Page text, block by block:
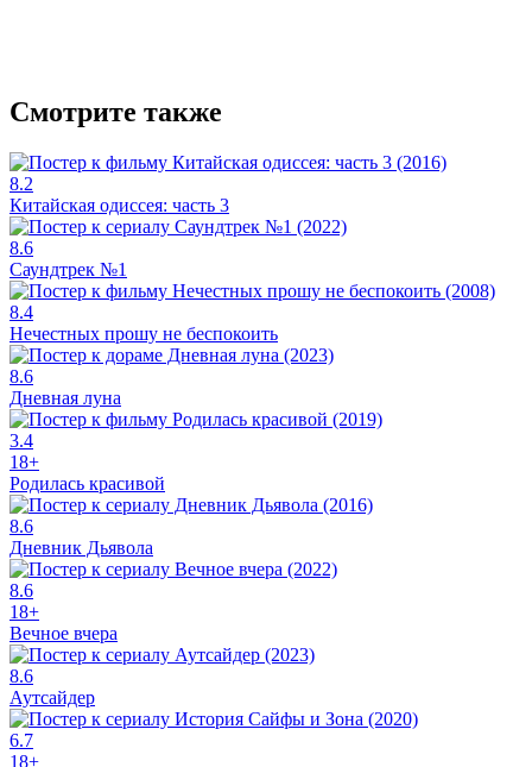
Смотрите также
8.2
Китайская одиссея: часть 3
8.6
Саундтрек №1
8.4
Нечестных прошу не беспокоить
8.6
Дневная луна
3.4
18+
Родилась красивой
8.6
Дневник Дьявола
8.6
18+
Вечное вчера
8.6
Аутсайдер
6.7
18+